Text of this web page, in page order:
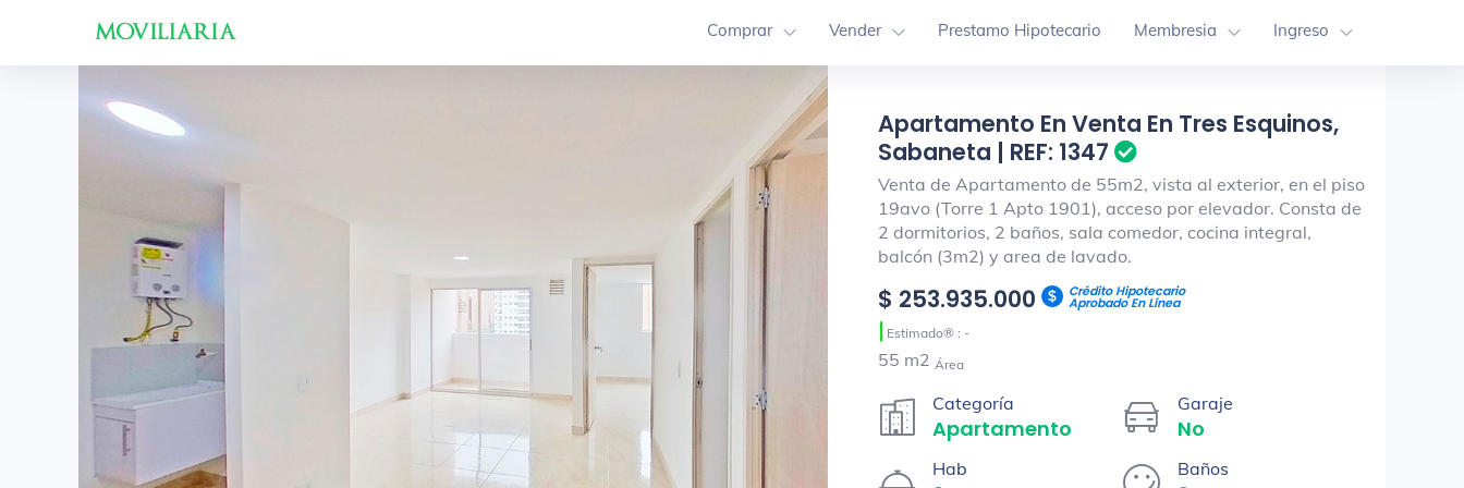
Comprar Vender Prestamo Hipotecario Membresia Ingreso
Apartamento En Venta En Tres Esquinos,
Sabaneta | REF: 1347
Venta de Apartamento de 55m2, vista al exterior, en el piso
19avo (Torre 1 Apto 1901), acceso por elevador. Consta de
2 dormitorios, 2 baños, sala comedor, cocina integral,
balcón (3m2) y area de lavado.
$ 253.935.000 Crédito Hipotecario
Aprobado En Línea
| Estimado® : -
55 m2 Área
Categoría
Apartamento
Garaje
No
Hab Baños